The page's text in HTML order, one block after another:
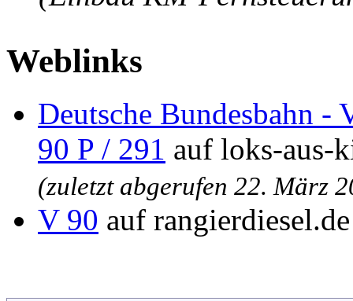
Weblinks
Deutsche Bundesbahn -
90 P / 291 auf loks-aus-
(zuletzt abgerufen 22. März
V 90 auf